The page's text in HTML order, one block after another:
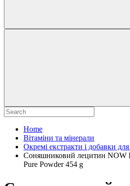
Home
Вітаміни та мінерали
Окремі екстракти і добавки
Соняшниковий лецитин NOW
Pure Powder 454 g